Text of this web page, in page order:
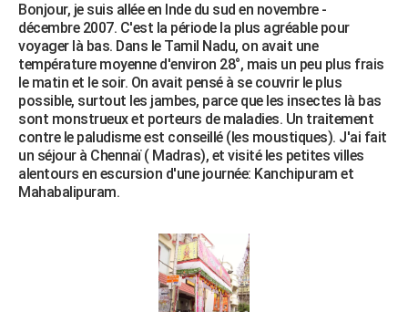
Bonjour, je suis allée en Inde du sud en novembre -
décembre 2007. C'est la période la plus agréable pour
voyager là bas. Dans le Tamil Nadu, on avait une
température moyenne d'environ 28°, mais un peu plus frais
le matin et le soir. On avait pensé à se couvrir le plus
possible, surtout les jambes, parce que les insectes là bas
sont monstrueux et porteurs de maladies. Un traitement
contre le paludisme est conseillé (les moustiques). J'ai fait
un séjour à Chennaï ( Madras), et visité les petites villes
alentours en escursion d'une journée: Kanchipuram et
Mahabalipuram.